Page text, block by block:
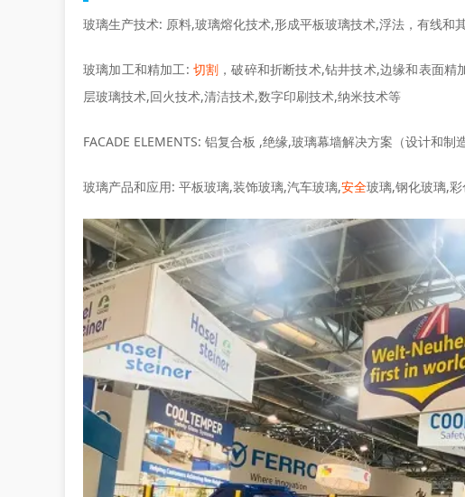
玻璃生产技术: 原料,玻璃熔化技术,形成平板玻璃技术,浮法，有线和
玻璃加工和精加工: 切割 ，破碎和折断技术,钻井技术,边缘和表面
层玻璃技术,回火技术,清洁技术,数字印刷技术,纳米技术等
FACADE ELEMENTS: 铝复合板 ,绝缘,玻璃幕墙解决方案（设计和制
玻璃产品和应用: 平板玻璃,装饰玻璃,汽车玻璃,安全玻璃,钢化玻璃,